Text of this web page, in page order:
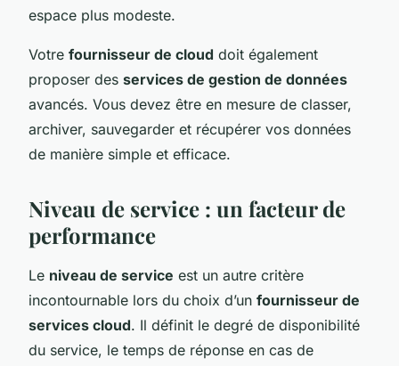
espace plus modeste.
Votre fournisseur de cloud doit également
proposer des services de gestion de données
avancés. Vous devez être en mesure de classer,
archiver, sauvegarder et récupérer vos données
de manière simple et efficace.
Niveau de service : un facteur de
performance
Le niveau de service est un autre critère
incontournable lors du choix d’un fournisseur de
services cloud. Il définit le degré de disponibilité
du service, le temps de réponse en cas de